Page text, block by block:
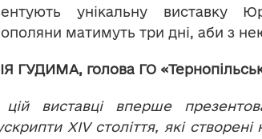
унікальну виставку
матимуть три дні, аби з
ГУДИМА, голова ГО
виставці вперше
ХIV століття, які створені